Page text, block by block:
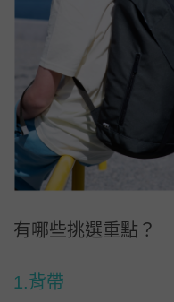
有哪些挑選重點？
1.背帶